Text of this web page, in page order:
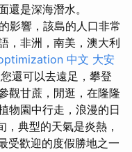
還是深海潛水。
影響，該島的人口非常
，非洲，南美，澳大利
中文 大安
還可以去遠足，攀登
觀甘蔗，閒逛，在隆隆
物園中行走，浪漫的日
典型的天氣是炎熱，
受歡迎的度假勝地之一